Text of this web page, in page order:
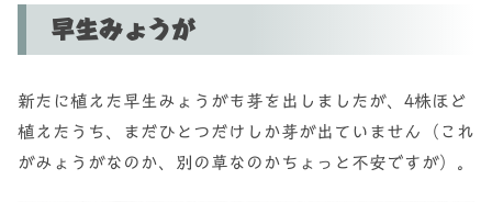
早生みょうが
新たに植えた早生みょうがも芽を出しましたが、4株ほど
植えたうち、まだひとつだけしか芽が出ていません（これ
がみょうがなのか、別の草なのかちょっと不安ですが）。